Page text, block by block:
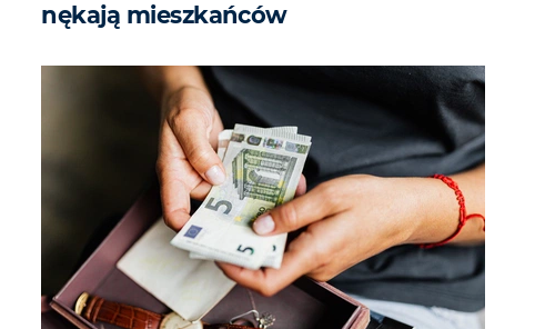
nękają mieszkańców